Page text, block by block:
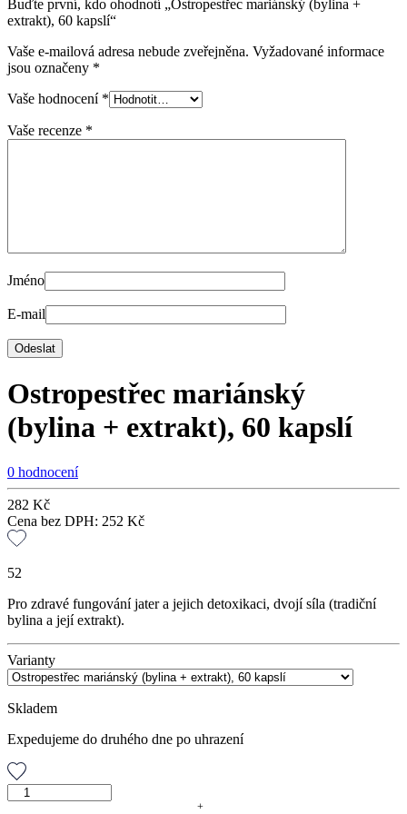
Buďte první, kdo ohodnotí „Ostropestřec mariánský (bylina +
extrakt), 60 kapslí“
Vaše e-mailová adresa nebude zveřejněna. Vyžadované informace
jsou označeny *
Vaše hodnocení *
Vaše recenze *
Jméno
E-mail
Ostropestřec mariánský
(bylina + extrakt), 60 kapslí
0 hodnocení
282 Kč
Cena bez DPH: 252 Kč
52
Pro zdravé fungování jater a jejich detoxikaci, dvojí síla (tradiční
bylina a její extrakt).
Varianty
Skladem
Expedujeme do druhého dne po uhrazení
Ostropestřec
+